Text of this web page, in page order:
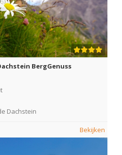
BergGenuss
Dachstein
Bekijken